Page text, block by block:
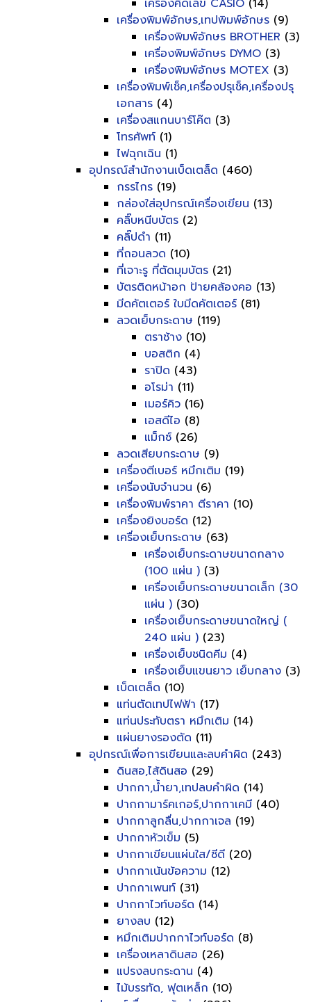
เครื่องคิดเลข CASIO (14)
เครื่องพิมพ์อักษร,เทปพิมพ์อักษร (9)
เครื่องพิมพ์อักษร BROTHER (3)
เครื่องพิมพ์อักษร DYMO (3)
เครื่องพิมพ์อักษร MOTEX (3)
เครื่องพิมพ์เช็ค,เครื่องปรุเช็ค,เครื่องปรุ
เอกสาร (4)
เครื่องสแกนบาร์โค๊ต (3)
โทรศัพท์ (1)
ไฟฉุกเฉิน (1)
อุปกรณ์สำนักงานเบ็ดเตล็ด (460)
กรรไกร (19)
กล่องใส่อุปกรณ์เครื่องเขียน (13)
คลิ๊บหนีบบัตร (2)
คลิ๊ปดำ (11)
ที่ถอนลวด (10)
ที่เจาะรู ที่ตัดมุมบัตร (21)
บัตรติดหน้าอก ป้ายคล้องคอ (13)
มีดคัตเตอร์ ใบมีดคัตเตอร์ (81)
ลวดเย็บกระดาษ (119)
ตราช้าง (10)
บอสติก (4)
ราปิด (43)
อโรม่า (11)
เมอร์คิว (16)
เอสดีไอ (8)
แม็กซ์ (26)
ลวดเสียบกระดาษ (9)
เครื่องตีเบอร์ หมึกเติม (19)
เครื่องนับจำนวน (6)
เครื่องพิมพ์ราคา ตีราคา (10)
เครื่องยิงบอร์ด (12)
เครื่องเย็บกระดาษ (63)
เครื่องเย็บกระดาษขนาดกลาง
(100 แผ่น ) (3)
เครื่องเย็บกระดาษขนาดเล็ก (30
แผ่น ) (30)
เครื่องเย็บกระดาษขนาดใหญ่ (
240 แผ่น ) (23)
เครื่องเย็บชนิดคีม (4)
เครื่องเย็บแขนยาว เย็บกลาง (3)
เบ็ดเตล็ด (10)
แท่นตัดเทปไฟฟ้า (17)
แท่นประทับตรา หมึกเติม (14)
แผ่นยางรองตัด (11)
อุปกรณ์เพื่อการเขียนและลบคำผิด (243)
ดินสอ,ไส้ดินสอ (29)
ปากกา,น้ำยา,เทปลบคำผิด (14)
ปากกามาร์คเกอร์,ปากกาเคมี (40)
ปากกาลูกลื่น,ปากกาเจล (19)
ปากกาหัวเข็ม (5)
ปากกาเขียนแผ่นใส/ซีดี (20)
ปากกาเน้นข้อความ (12)
ปากกาเพนท์ (31)
ปากกาไวท์บอร์ด (14)
ยางลบ (12)
หมึกเติมปากกาไวท์บอร์ด (8)
เครื่องเหลาดินสอ (26)
แปรงลบกระดาน (4)
ไม้บรรทัด, ฟุตเหล็ก (10)